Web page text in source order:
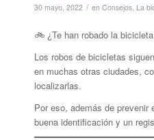
30 mayo, 2022 / en Consejos La
🚲 ¿Te han robado la
Los robos de bicicletas
en muchas otras ciudades,
localizarlas.
Por eso, además de prevenir
buena identificación y un